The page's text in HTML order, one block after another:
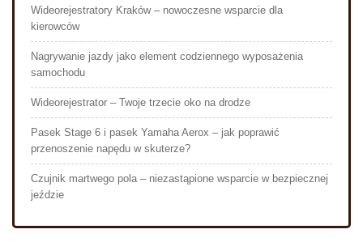
Wideorejestratory Kraków – nowoczesne wsparcie dla
kierowców
Nagrywanie jazdy jako element codziennego wyposażenia
samochodu
Wideorejestrator – Twoje trzecie oko na drodze
Pasek Stage 6 i pasek Yamaha Aerox – jak poprawić
przenoszenie napędu w skuterze?
Czujnik martwego pola – niezastąpione wsparcie w bezpiecznej
jeździe